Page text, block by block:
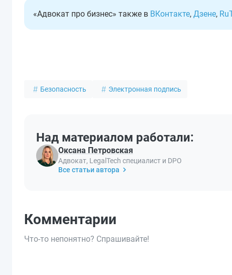
«Адвокат про бизнес» также в ВКонтакте, Дзене,
Безопасность Электронная подпись
Над материалом работали:
Оксана Петровская
Адвокат, LegalTech специалист и DPO
Все статьи автора
Комментарии
Что-то непонятно? Спрашивайте!